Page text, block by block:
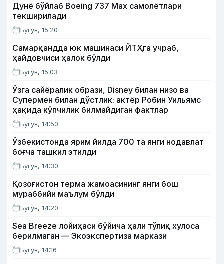
Дунё бўйлаб Boeing 737 Мах самолётлари
текширилади
Бугун, 15:20
Самарқандда юк машинаси ЙТҲга учраб,
ҳайдовчиси ҳалок бўлди
Бугун, 15:03
Ўзга сайёралик образи, Disney билан низо ва
Супермен билан дўстлик: актёр Робин Уильямс
ҳақида кўпчилик билмайдиган фактлар
Бугун, 14:50
Ўзбекистонда ярим йилда 700 та янги нодавлат
боғча ташкил этилди
Бугун, 14:30
Қозоғистон терма жамоасининг янги бош
мураббийи маълум бўлди
Бугун, 14:20
Sea Breeze лойиҳаси бўйича ҳали тўлиқ хулоса
берилмаган — Экоэкспертиза маркази
Бугун, 14:16